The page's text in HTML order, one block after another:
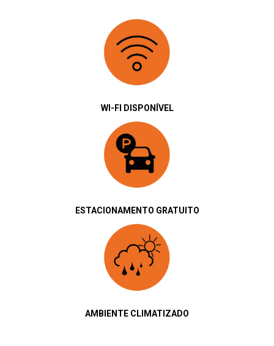
WI-FI DISPONÍVEL
ESTACIONAMENTO GRATUITO
AMBIENTE CLIMATIZADO